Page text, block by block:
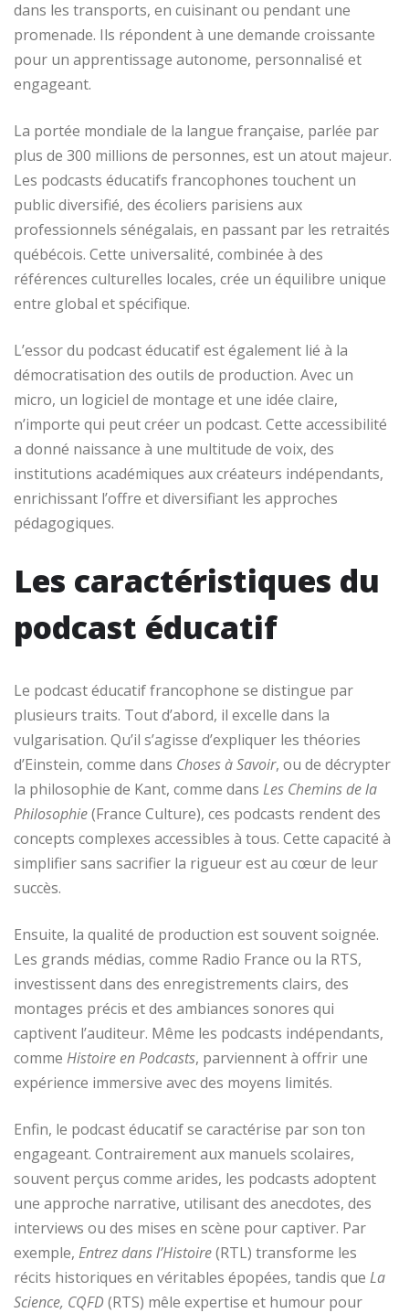
dans les transports, en cuisinant ou pendant une
promenade. Ils répondent à une demande croissante
pour un apprentissage autonome, personnalisé et
engageant.
La portée mondiale de la langue française, parlée par
plus de 300 millions de personnes, est un atout majeur.
Les podcasts éducatifs francophones touchent un
public diversifié, des écoliers parisiens aux
professionnels sénégalais, en passant par les retraités
québécois. Cette universalité, combinée à des
références culturelles locales, crée un équilibre unique
entre global et spécifique.
L’essor du podcast éducatif est également lié à la
démocratisation des outils de production. Avec un
micro, un logiciel de montage et une idée claire,
n’importe qui peut créer un podcast. Cette accessibilité
a donné naissance à une multitude de voix, des
institutions académiques aux créateurs indépendants,
enrichissant l’offre et diversifiant les approches
pédagogiques.
Les caractéristiques du
podcast éducatif
Le podcast éducatif francophone se distingue par
plusieurs traits. Tout d’abord, il excelle dans la
vulgarisation. Qu’il s’agisse d’expliquer les théories
d’Einstein, comme dans Choses à Savoir, ou de décrypter
la philosophie de Kant, comme dans Les Chemins de la
Philosophie(France Culture), ces podcasts rendent des
concepts complexes accessibles à tous. Cette capacité à
simplifier sans sacrifier la rigueur est au cœur de leur
succès.
Ensuite, la qualité de production est souvent soignée.
Les grands médias, comme Radio France ou la RTS,
investissent dans des enregistrements clairs, des
montages précis et des ambiances sonores qui
captivent l’auditeur. Même les podcasts indépendants,
comme Histoire en Podcasts, parviennent à offrir une
expérience immersive avec des moyens limités.
Enfin, le podcast éducatif se caractérise par son ton
engageant. Contrairement aux manuels scolaires,
souvent perçus comme arides, les podcasts adoptent
une approche narrative, utilisant des anecdotes, des
interviews ou des mises en scène pour captiver. Par
exemple, Entrez dans l’Histoire(RTL) transforme les
récits historiques en véritables épopées, tandis que La
Science, CQFD (RTS) mêle expertise et humour pour